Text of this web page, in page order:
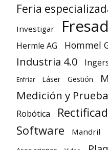
Feria
Investigar
Hermle AG Hommel
Industria 4.0
Enfriar Láser Gestión
Medición y
Robótica
Software Mandril